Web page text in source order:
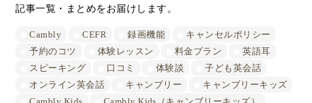
ナ記事一覧・まとめをお届けします。
Cambly CEFR 録画機能
キャンセルポリシー
予約のコツ
体験レッスン 料金プラン
英語耳
スピーキング
口コミ 体験談
子ども英会話
オンライン英会話
キャンブリー
キャンブリーキッズ